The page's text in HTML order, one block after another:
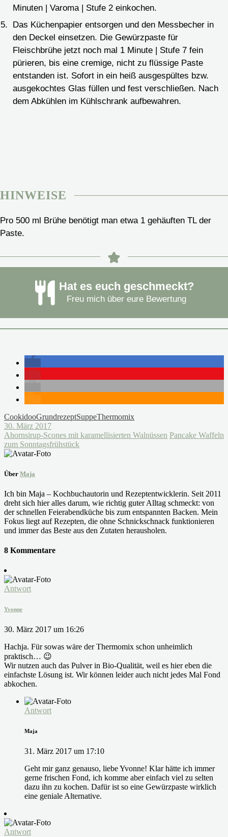
Minuten | Varoma | Stufe 2 einkochen.
Das Küchenpapier entsorgen und den Messbecher in
den Deckel einsetzen. Die Gewürzpaste für
Fleischbrühe jetzt noch mal 1 Minute | Stufe 7 fein
pürieren, bis eine cremige, nicht zu flüssige Paste
entstanden ist. Sofort in ein heiß ausgespültes bzw.
ausgekochtes Glas füllen und fest verschließen. Nach
dem Abkühlen im Kühlschrank aufbewahren.
HINWEISE
Pro 500 ml Brühe benötigt man etwa 1 gehäuften TL der
Paste.
Hat es euch geschmeckt?
Freu mich über eure Bewertung
CookidooGrundrezeptSuppeThermomix
30. März 2017
Ahornsirup-Scones mit karamellisierten Walnüssen Pancake Waffeln
zum Sonntagsfrühstück
Über Maja
Ich bin Maja – Kochbuchautorin und Rezeptentwicklerin. Seit 2011
dreht sich hier alles darum, wie richtig guter Alltag schmeckt: von
der schnellen Feierabendküche bis zum entspannten Backen. Mein
Fokus liegt auf Rezepten, die ohne Schnickschnack funktionieren
und immer das Beste aus den Zutaten herausholen.
8 Kommentare
Antwort
Yvonne
30. März 2017 um 16:26
Hachja. Für sowas wäre der Thermomix schon unheimlich
praktisch… 😉
Wir nutzen auch das Pulver in Bio-Qualität, weil es hier eben die
einfachste Lösung ist. Wir können leider auch nicht jedes Mal Fond
abkochen.
Antwort
Maja
31. März 2017 um 17:10
Geht mir ganz genauso, liebe Yvonne! Klar hätte ich immer
gerne frischen Fond, ich komme aber einfach viel zu selten
dazu ihn zu kochen. Dafür ist so eine Gewürzpaste wirklich
eine geniale Alternative.
Antwort